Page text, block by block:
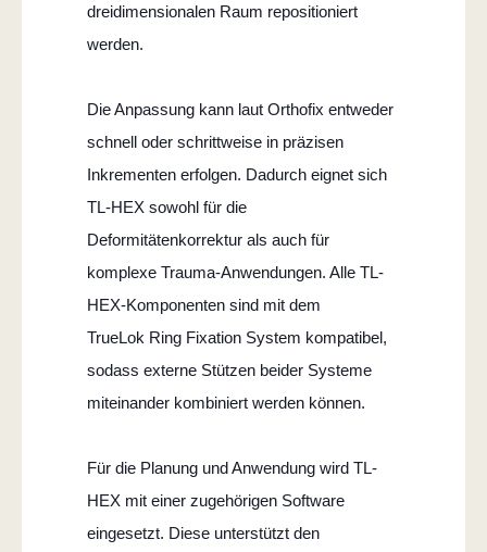
dreidimensionalen Raum repositioniert
werden.
Die Anpassung kann laut Orthofix entweder
schnell oder schrittweise in präzisen
Inkrementen erfolgen. Dadurch eignet sich
TL-HEX sowohl für die
Deformitätenkorrektur als auch für
komplexe Trauma-Anwendungen. Alle TL-
HEX-Komponenten sind mit dem
TrueLok Ring Fixation System kompatibel,
sodass externe Stützen beider Systeme
miteinander kombiniert werden können.
Für die Planung und Anwendung wird TL-
HEX mit einer zugehörigen Software
eingesetzt. Diese unterstützt den